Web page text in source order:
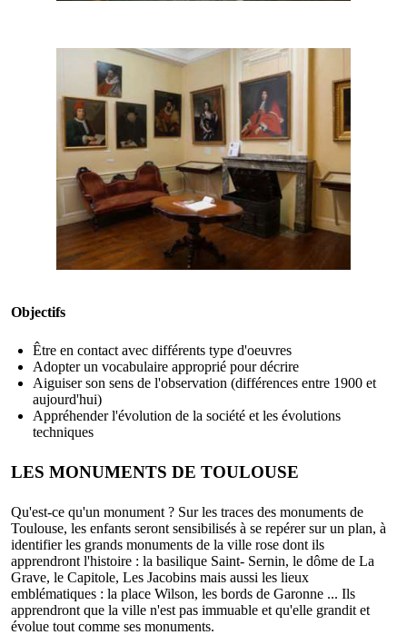
Objectifs
Être en contact avec différents type d'oeuvres
Adopter un vocabulaire approprié pour décrire
Aiguiser son sens de l'observation (différences entre 1900 et
aujourd'hui)
Appréhender l'évolution de la société et les évolutions
techniques
LES MONUMENTS DE TOULOUSE
Qu'est-ce qu'un monument ? Sur les traces des monuments de
Toulouse, les enfants seront sensibilisés à se repérer sur un plan, à
identifier les grands monuments de la ville rose dont ils
apprendront l'histoire : la basilique Saint- Sernin, le dôme de La
Grave, le Capitole, Les Jacobins mais aussi les lieux
emblématiques : la place Wilson, les bords de Garonne ... Ils
apprendront que la ville n'est pas immuable et qu'elle grandit et
évolue tout comme ses monuments.